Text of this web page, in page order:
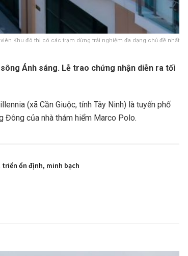
Khu đô thị có các trạm dừng trải nghiệm đa dạng chủ đề nhất
Ánh sáng. Lễ trao chứng nhận diễn ra tối
(xã Cần Giuộc, tỉnh Tây Ninh) là tuyến phố
Đông của nhà thám hiểm Marco Polo.
ổn định, minh bạch